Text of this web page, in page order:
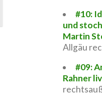
#10:
und
Martin
Allgäu
#09:
Rahner